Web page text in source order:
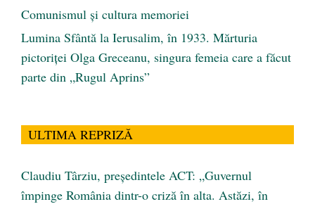
Comunismul şi cultura memoriei
Lumina Sfântă la Ierusalim, în 1933. Mărturia
pictoriței Olga Greceanu, singura femeia care a făcut
parte din „Rugul Aprins”
ULTIMA REPRIZĂ
Claudiu Târziu, președintele ACT: „Guvernul
împinge România dintr-o criză în alta. Astăzi, în